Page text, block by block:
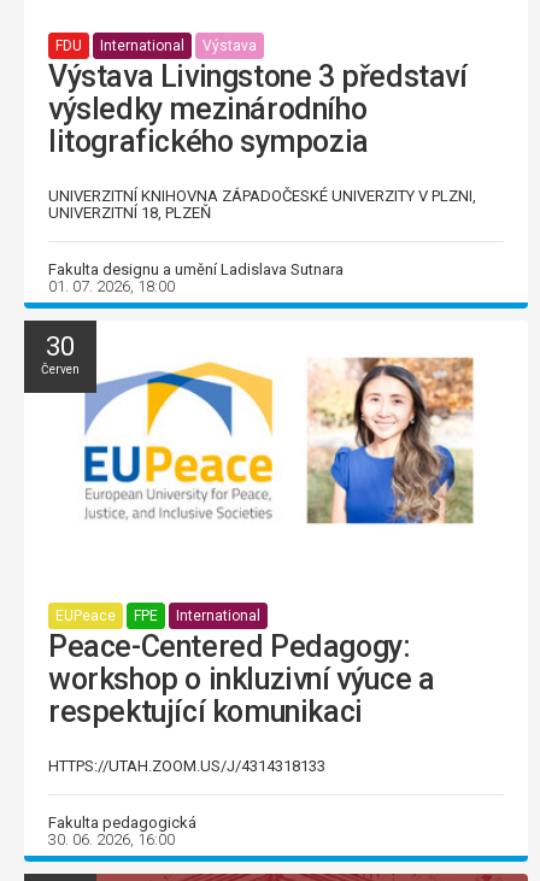
FDU International Výstava
Výstava Livingstone 3 představí
výsledky mezinárodního
litografického sympozia
UNIVERZITNÍ KNIHOVNA ZÁPADOČESKÉ UNIVERZITY V PLZNI,
UNIVERZITNÍ 18, PLZEŇ
Fakulta designu a umění Ladislava Sutnara
01. 07. 2026, 18:00
30
Červen
EUPeace FPE International
Peace-Centered Pedagogy:
workshop o inkluzivní výuce a
respektující komunikaci
HTTPS://UTAH.ZOOM.US/J/4314318133
Fakulta pedagogická
30. 06. 2026, 16:00